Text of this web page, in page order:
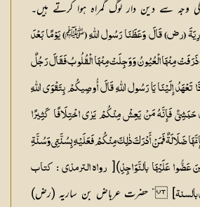
وجہ سے دین دار لوگ گمراہ ہوا کرتے ہیں۔
(رض) قَالَ وَعَظَنَا رَسُول اللّٰہِ (ﷺ) یَوْمًا بَعْدَ
ذَرَفَتْ مِنْہَا الْعُیُونُ وَوَجِلَتْ مِنْہَا الْقُلُوبُ فَقَالَ رَجُلٌ
إِلَیْنَا یَا رَسُول اللّٰہِ قَالَ أُوصِیکُمْ بِتَقْوَی اللّٰہِ
حَبَشِیٌّ فَإِنَّہُ مَنْ یَعِشْ مِنْکُمْ یَرٰی اخْتِلَافًا کَثِیرًا
ضَلَالَۃٌ فَمَنْ أَدْرَکَ ذٰلِکَ مِنْکُمْ فَعَلَیْہِ بِسُنَّتِی وَسُنَّۃِ
عَضُّوا عَلَیْہَا بالنَّوَاجِذِ)[ رواہ الترمذی : کتاب
بالسنۃ] ” حضرت عرباض بن ساریہ (رض)